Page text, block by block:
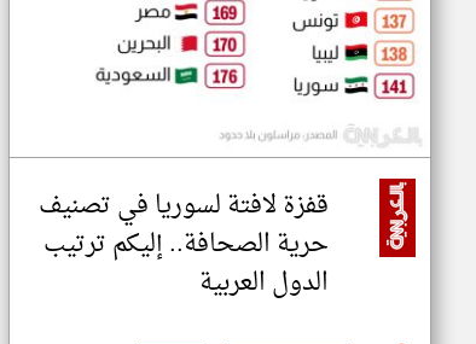
قفزة لافتة لسوريا في تصنيف
حرية الصحافة.. إليكم ترتيب
الدول العربية